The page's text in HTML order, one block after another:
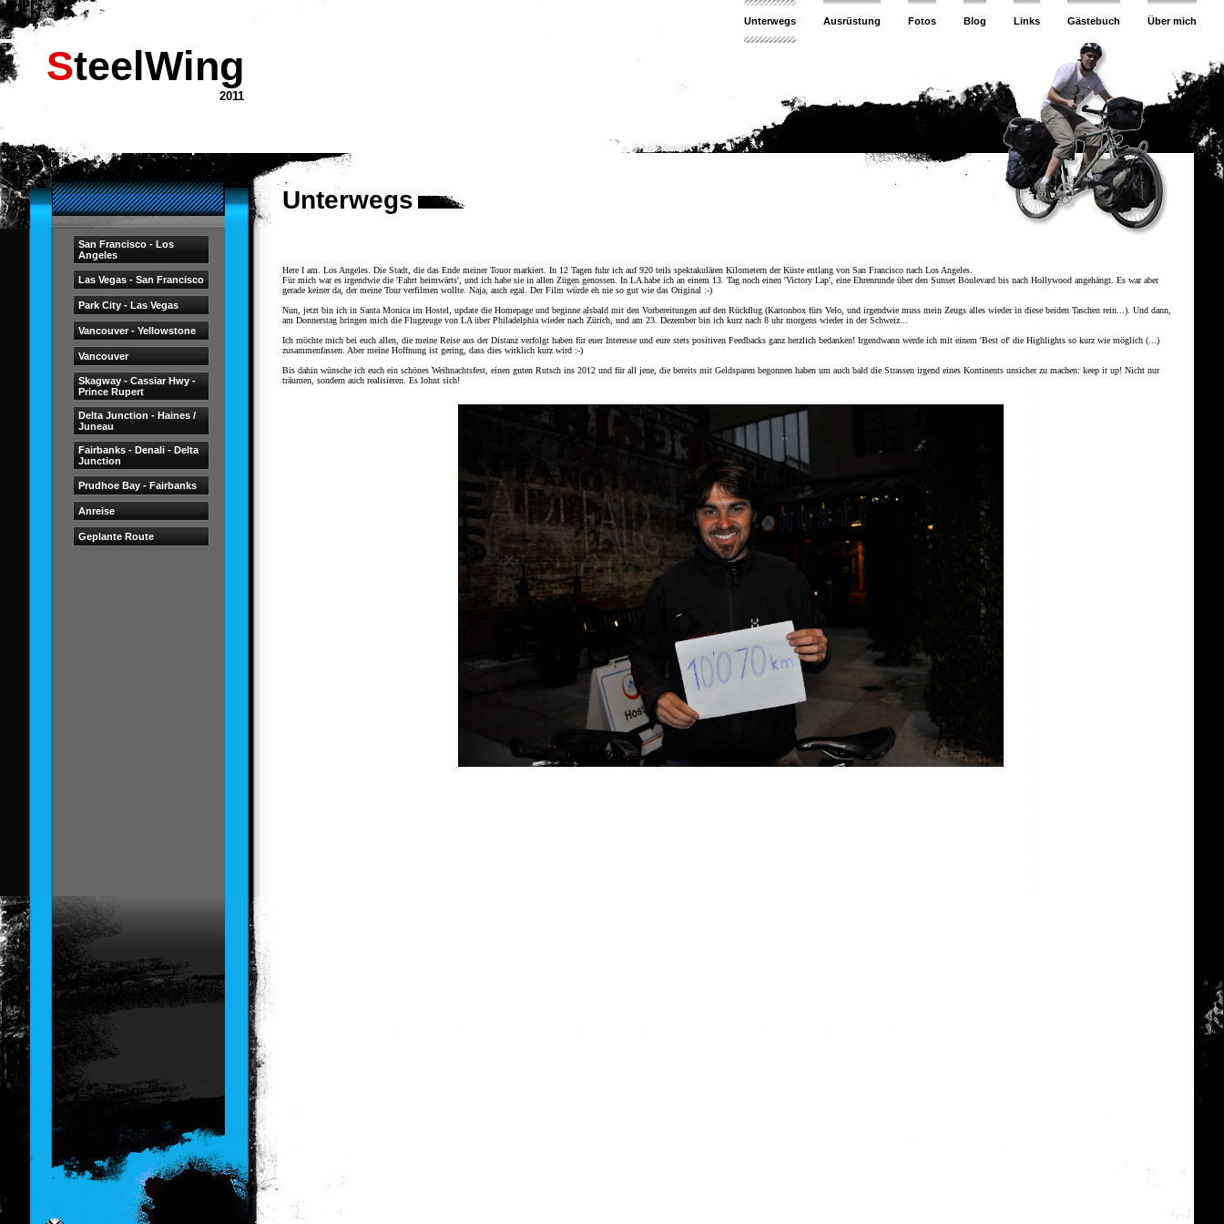
Unterwegs Ausrüstung Fotos Blog Links Gästebuch Über mich
SteelWing
2011
San Francisco - Los
Angeles
Las Vegas - San Francisco
Park City - Las Vegas
Vancouver - Yellowstone
Vancouver
Skagway - Cassiar Hwy -
Prince Rupert
Delta Junction - Haines /
Juneau
Fairbanks - Denali - Delta
Junction
Prudhoe Bay - Fairbanks
Anreise
Geplante Route
Unterwegs
Here I am. Los Angeles. Die Stadt, die das Ende meiner Touor markiert. In 12 Tagen fuhr ich auf 920 teils spektakulären Kilometern der Küste entlang von San Francisco nach Los Angeles.
Für mich war es irgendwie die 'Fahrt heimwärts', und ich habe sie in allen Zügen genossen. In LA habe ich an einem 13. Tag noch einen 'Victory Lap', eine Ehrenrunde über den Sunset Boulevard bis nach Hollywood angehängt. Es war aber
gerade keiner da, der meine Tour verfilmen wollte. Naja, auch egal. Der Film würde eh nie so gut wie das Original :-)
Nun, jetzt bin ich in Santa Monica im Hostel, update die Homepage und beginne alsbald mit den Vorbereitungen auf den Rückflug (Kartonbox fürs Velo, und irgendwie muss mein Zeugs alles wieder in diese beiden Taschen rein...). Und dann,
am Donnerstag bringen mich die Flugzeuge von LA über Philadelphia wieder nach Zürich, und am 23. Dezember bin ich kurz nach 8 uhr morgens wieder in der Schweiz...
Ich möchte mich bei euch allen, die meine Reise aus der Distanz verfolgt haben für euer Interesse und eure stets positiven Feedbacks ganz herzlich bedanken! Irgendwann werde ich mit einem 'Best of' die Highlights so kurz wie möglich (...)
zusammenfassen. Aber meine Hoffnung ist gering, dass dies wirklich kurz wird :-)
Bis dahin wünsche ich euch ein schönes Weihnachtsfest, einen guten Rutsch ins 2012 und für all jene, die bereits mit Geldsparen begonnen haben um auch bald die Strassen irgend eines Kontinents unsicher zu machen: keep it up! Nicht nur
träumen, sondern auch realisieren. Es lohnt sich!